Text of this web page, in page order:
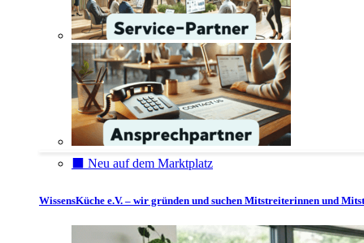
⬛️ Neu auf dem Marktplatz
WissensKüche e.V. – wir gründen und suchen Mitstreiterinnen und